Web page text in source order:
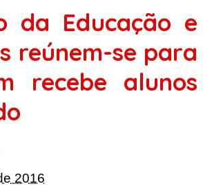
da Educação e
reúnem-se para
recebe alunos
2016